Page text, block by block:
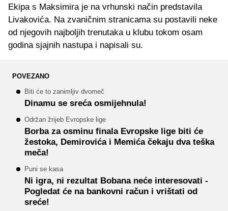
Ekipa s Maksimira je na vrhunski način predstavila
Livakovića. Na zvaničnim stranicama su postavili neke
od njegovih najboljih trenutaka u klubu tokom osam
godina sjajnih nastupa i napisali su.
POVEZANO
Biti će to zanimljiv dvomeč
Dinamu se sreća osmijehnula!
Održan žrijeb Evropske lige
Borba za osminu finala Evropske lige biti će
žestoka, Demirovića i Memića čekaju dva teška
meča!
Puni se kasa
Ni igra, ni rezultat Bobana neće interesovati -
Pogledat će na bankovni račun i vrištati od
sreće!